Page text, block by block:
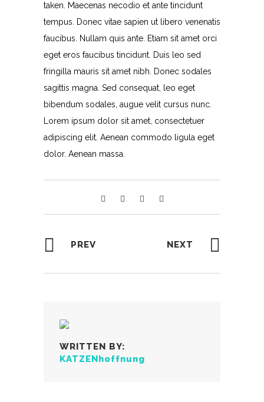
taken. Maecenas necodio et ante tincidunt
tempus. Donec vitae sapien ut libero venenatis
faucibus. Nullam quis ante. Etiam sit amet orci
eget eros faucibus tincidunt. Duis leo sed
fringilla mauris sit amet nibh. Donec sodales
sagittis magna. Sed consequat, leo eget
bibendum sodales, augue velit cursus nunc.
Lorem ipsum dolor sit amet, consectetuer
adipiscing elit. Aenean commodo ligula eget
dolor. Aenean massa.
PREV NEXT
WRITTEN BY:
KATZENhoffnung